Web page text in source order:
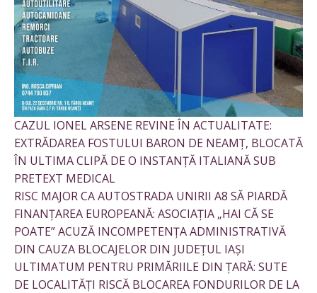
CAZUL IONEL ARSENE REVINE ÎN ACTUALITATE:
EXTRĂDAREA FOSTULUI BARON DE NEAMȚ, BLOCATĂ
ÎN ULTIMA CLIPĂ DE O INSTANȚĂ ITALIANĂ SUB
PRETEXT MEDICAL
RISC MAJOR CA AUTOSTRADA UNIRII A8 SĂ PIARDĂ
FINANȚAREA EUROPEANĂ: ASOCIAȚIA „HAI CĂ SE
POATE” ACUZĂ INCOMPETENȚA ADMINISTRATIVĂ
DIN CAUZA BLOCAJELOR DIN JUDEȚUL IAȘI
ULTIMATUM PENTRU PRIMĂRIILE DIN ȚARĂ: SUTE
DE LOCALITĂȚI RISCĂ BLOCAREA FONDURILOR DE LA